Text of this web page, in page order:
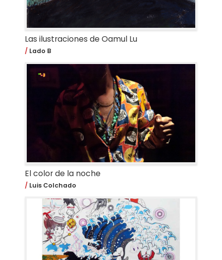
Las ilustraciones de Oamul Lu
Lado B
El color de la noche
Luis Colchado